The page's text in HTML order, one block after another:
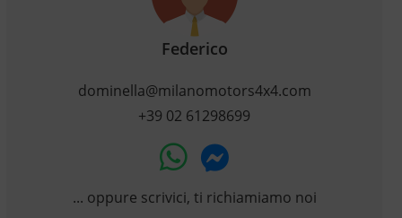
Federico
dominella@milanomotors4x4.com
+39 02 61298699
... oppure scrivici, ti richiamiamo noi